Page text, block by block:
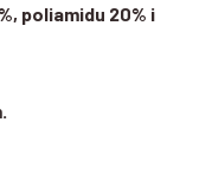
poliamidu 20% i